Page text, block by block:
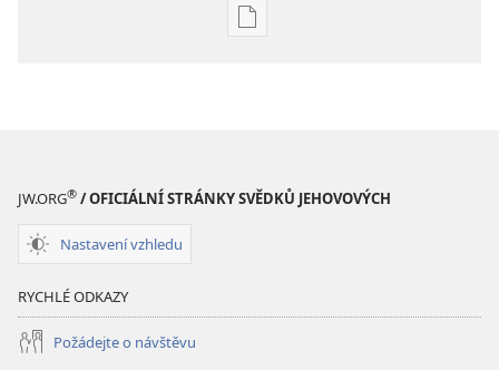
Formáty
Písma
JW.ORG® / OFICIÁLNÍ STRÁNKY SVĚDKŮ JEHOVOVÝCH
Nastavení vzhledu
RYCHLÉ ODKAZY
Požádejte o návštěvu